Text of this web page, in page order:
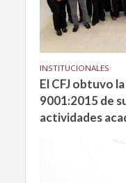
INSTITUCIONALES
El CFJ obtuvo
9001:2015 de
actividades